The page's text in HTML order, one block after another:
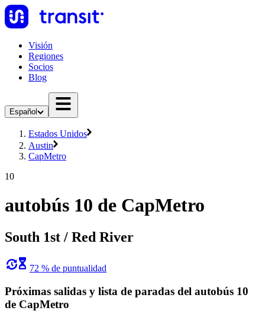
Visión
Regiones
Socios
Blog
Español
Estados Unidos
Austin
CapMetro
10
autobús 10 de CapMetro
South 1st / Red River
72 % de puntualidad
Próximas salidas y lista de paradas del autobús 10
de CapMetro